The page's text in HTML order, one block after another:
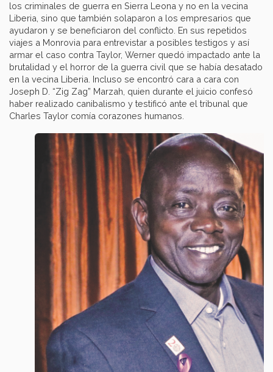
los criminales de guerra en Sierra Leona y no en la vecina
Liberia, sino que también solaparon a los empresarios que
ayudaron y se beneficiaron del conflicto. En sus repetidos
viajes a Monrovia para entrevistar a posibles testigos y así
armar el caso contra Taylor, Werner quedó impactado ante la
brutalidad y el horror de la guerra civil que se había desatado
en la vecina Liberia. Incluso se encontró cara a cara con
Joseph D. “Zig Zag” Marzah, quien durante el juicio confesó
haber realizado canibalismo y testificó ante el tribunal que
Charles Taylor comía corazones humanos.